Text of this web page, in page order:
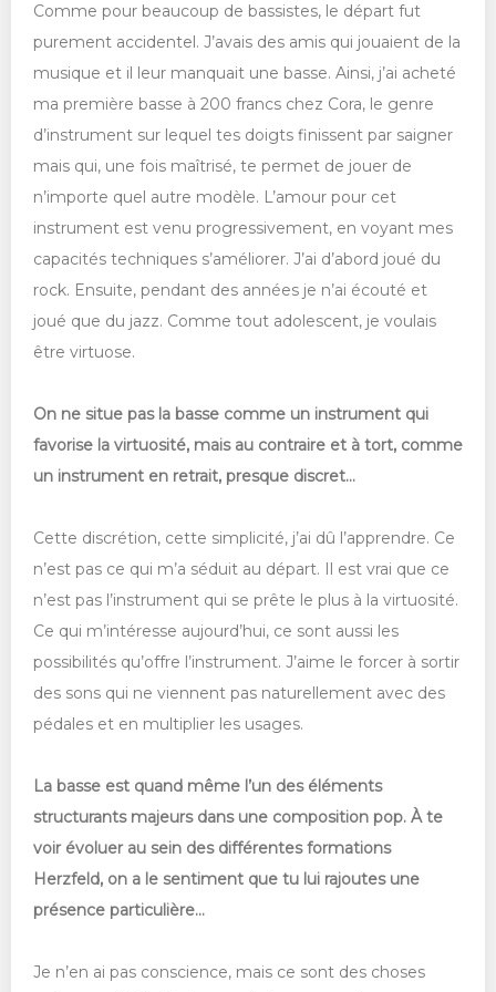
Comme pour beaucoup de bassistes, le départ fut
purement accidentel. J’avais des amis qui jouaient de la
musique et il leur manquait une basse. Ainsi, j’ai acheté
ma première basse à 200 francs chez Cora, le genre
d’instrument sur lequel tes doigts finissent par saigner
mais qui, une fois maîtrisé, te permet de jouer de
n’importe quel autre modèle. L’amour pour cet
instrument est venu progressivement, en voyant mes
capacités techniques s’améliorer. J’ai d’abord joué du
rock. Ensuite, pendant des années je n’ai écouté et
joué que du jazz. Comme tout adolescent, je voulais
être virtuose.
On ne situe pas la basse comme un instrument qui
favorise la virtuosité, mais au contraire et à tort, comme
un instrument en retrait, presque discret...
Cette discrétion, cette simplicité, j’ai dû l’apprendre. Ce
n’est pas ce qui m’a séduit au départ. Il est vrai que ce
n’est pas l’instrument qui se prête le plus à la virtuosité.
Ce qui m’intéresse aujourd’hui, ce sont aussi les
possibilités qu’offre l’instrument. J’aime le forcer à sortir
des sons qui ne viennent pas naturellement avec des
pédales et en multiplier les usages.
La basse est quand même l’un des éléments
structurants majeurs dans une composition pop. À te
voir évoluer au sein des différentes formations
Herzfeld, on a le sentiment que tu lui rajoutes une
présence particulière...
Je n’en ai pas conscience, mais ce sont des choses